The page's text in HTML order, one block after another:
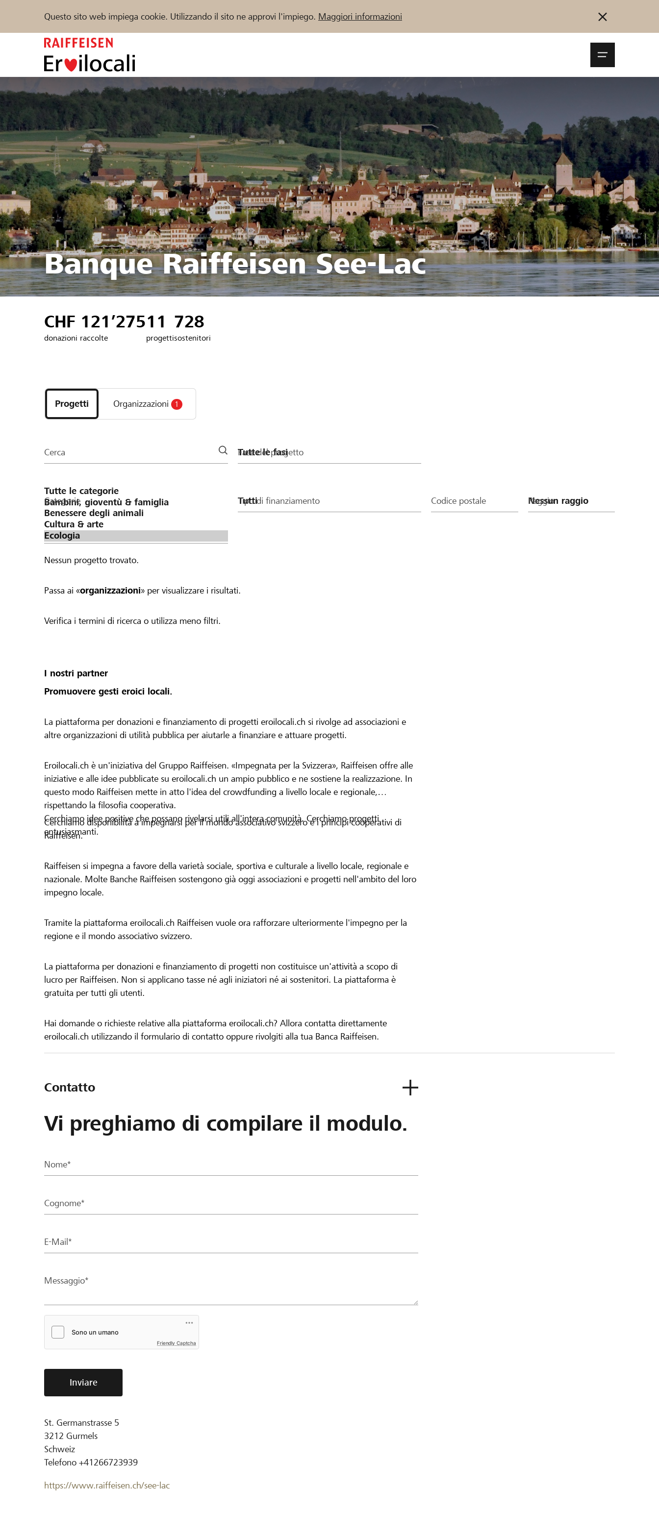
Questo sito web impiega cookie. Utilizzando il sito ne approvi l'impiego. Maggiori informazioni
Sostenere Aiuto & supporto Partner / Banche Raiffeisen
Trova progetti e organizzazioni Inizia ora
DE FR IT
Banque Raiffeisen See-Lac
CHF 121’275
donazioni raccolte
11
progetti
728
sostenitori
i
progetti
e
della
Progetti Organizzazioni 1
Cerca Fase del progetto
Categorie Tipo di finanziamento Codice postale Raggio
Nessun progetto trovato.
Passa ai «organizzazioni» per visualizzare i risultati.
Verifica i termini di ricerca o utilizza meno filtri.
I nostri partner
Promuovere gesti eroici locali.
La piattaforma per donazioni e finanziamento di progetti eroilocali.ch si rivolge ad associazioni e
altre organizzazioni di utilità pubblica per aiutarle a finanziare e attuare progetti.
Eroilocali.ch è un'iniziativa del Gruppo Raiffeisen. «Impegnata per la Svizzera», Raiffeisen offre alle
iniziative e alle idee pubblicate su eroilocali.ch un ampio pubblico e ne sostiene la realizzazione. In
questo modo Raiffeisen mette in atto l'idea del crowdfunding a livello locale e regionale,
rispettando la filosofia cooperativa.
Cerchiamo idee positive che possano rivelarsi utili all'intera comunità. Cerchiamo progetti
entusiasmanti.
Cerchiamo disponibilità a impegnarsi per il mondo associativo svizzero e i principi cooperativi di
Raiffeisen.
Raiffeisen si impegna a favore della varietà sociale, sportiva e culturale a livello locale, regionale e
nazionale. Molte Banche Raiffeisen sostengono già oggi associazioni e progetti nell'ambito del loro
impegno locale.
Tramite la piattaforma eroilocali.ch Raiffeisen vuole ora rafforzare ulteriormente l'impegno per la
regione e il mondo associativo svizzero.
La piattaforma per donazioni e finanziamento di progetti non costituisce un'attività a scopo di
lucro per Raiffeisen. Non si applicano tasse né agli iniziatori né ai sostenitori. La piattaforma è
gratuita per tutti gli utenti.
Hai domande o richieste relative alla piattaforma eroilocali.ch? Allora contatta direttamente
eroilocali.ch utilizzando il formulario di contatto oppure rivolgiti alla tua Banca Raiffeisen.
Contatto
Vi preghiamo di compilare il modulo.
Nome*
Cognome*
E-Mail*
Messaggio*
Friendly Captcha
Inviare
St. Germanstrasse 5
3212 Gurmels
Schweiz
Telefono +41266723939
https://www.raiffeisen.ch/see-lac